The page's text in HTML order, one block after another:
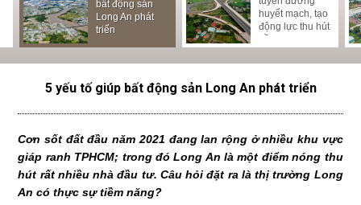
GIẢI PHÓNG
MIỀN NAM
THỐNG NHẤT
QUỐC TẾ LAO
NGHỈ LỄ GIỖ
TỔ HÙNG
VƯƠNG
NHỘN NHỊP
ĐẤT NỀN
LONG AN
bất động sản
Long An phát
triển
huyết mạch, tạo
động lực thu hút
đầu tư
5 yếu tố giúp bất động sản Long An phát triển
Cơn sốt đất đầu năm 2021 đang lan rộng ở nhiều khu vực
giáp ranh TPHCM; trong đó Long An là một điểm nóng thu
hút rất nhiều nhà đầu tư. Câu hỏi đặt ra là thị trường Long
An có thực sự tiềm năng?